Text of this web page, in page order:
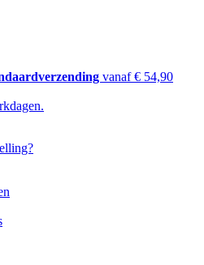
vanaf € 54,90